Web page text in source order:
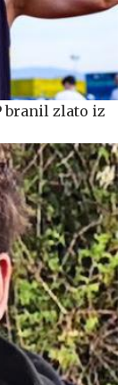
branil zlato iz